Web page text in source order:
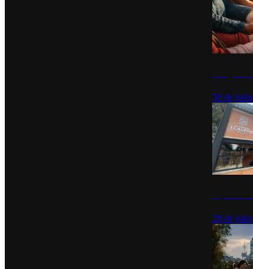
30 de julio
28 de julio